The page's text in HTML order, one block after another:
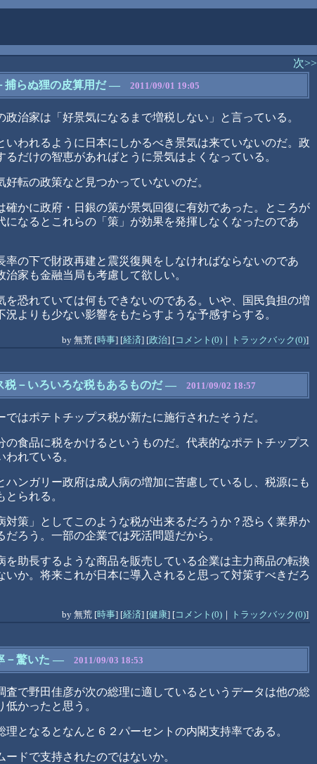
次>>
捕らぬ狸の皮算用だ― 2011/09/01 19:05
政治家は「好景気になるまで増税しない」と言っている。
いわれるように日本にしかるべき景気は来ていないのだ。政
るだけの智恵があればとうに景気はよくなっている。
好転の政策など見つかっていないのだ。
確かに政府・日銀の策が景気回復に有効であった。ところが
になるとこれらの「策」が効果を発揮しなくなったのであ
率の下で財政再建と震災復興をしなければならないのであ
治家も金融当局も考慮して欲しい。
を恐れていては何もできないのである。いや、国民負担の増
況よりも少ない影響をもたらすような予感すらする。
by 無荒 [時事] [経済] [政治] [コメント(0) ｜ トラックバック(0)]
税－いろいろな税もあるものだ― 2011/09/02 18:57
ではポテトチップス税が新たに施行されたそうだ。
の食品に税をかけるというものだ。代表的なポテトチップス
れている。
ハンガリー政府は成人病の増加に苦慮しているし、税源にも
られる。
対策」としてこのような税が出来るだろうか？恐らく業界か
だろう。一部の企業では死活問題だから。
を助長するような商品を販売している企業は主力商品の転換
いか。将来これが日本に導入されると思って対策すべきだろ
by 無荒 [時事] [経済] [健康] [コメント(0) ｜ トラックバック(0)]
－驚いた ― 2011/09/03 18:53
査で野田佳彦が次の総理に適しているというデータは他の総
かったと思う。
理となるとなんと６２パーセントの内閣支持率である。
ードで支持されたのではないか。